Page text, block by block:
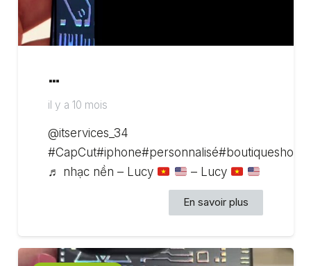
…
il y a 10 mois
@itservices_34
♬ nhạc nền – Lucy
– Lucy
En savoir plus